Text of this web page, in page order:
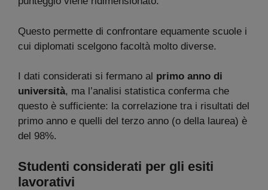
Questo permette di confrontare equamente scuole i
cui diplomati scelgono facoltà molto diverse.
I dati considerati si fermano al primo anno di
università, ma l’analisi statistica conferma che
questo è sufficiente: la correlazione tra i risultati del
primo anno e quelli del terzo anno (o della laurea) è
del 98%.
Studenti considerati per gli esiti
lavorativi